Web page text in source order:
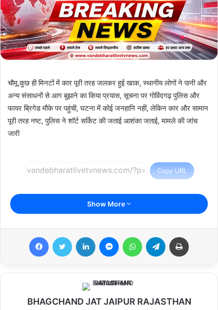
चौमू,कुछ ही मिनटों में कार पूरी तरह जलकर हुई खाक, स्थानीय लोगों ने पानी और
अन्य संसाधनों से आग बुझाने का किया प्रयास, सूचना पर गोविंदगढ़ पुलिस और
फायर ब्रिगेड मौके पर पहुंची, घटना में कोई जनहानि नहीं, लेकिन कार और सामान
पूरी तरह नष्ट, पुलिस ने शॉर्ट सर्किट की जताई आशंका जताई, मामले की जांच
जारी
Copy URL
Show More
BHAGCHAND JAT JAIPUR RAJASTHAN